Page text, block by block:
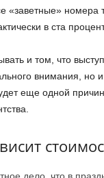
«заветные» номера
в ста
и том, что
внимания, но
еще одной
дело, что в